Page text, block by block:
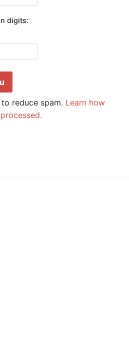
digits:
reduce spam. Learn how